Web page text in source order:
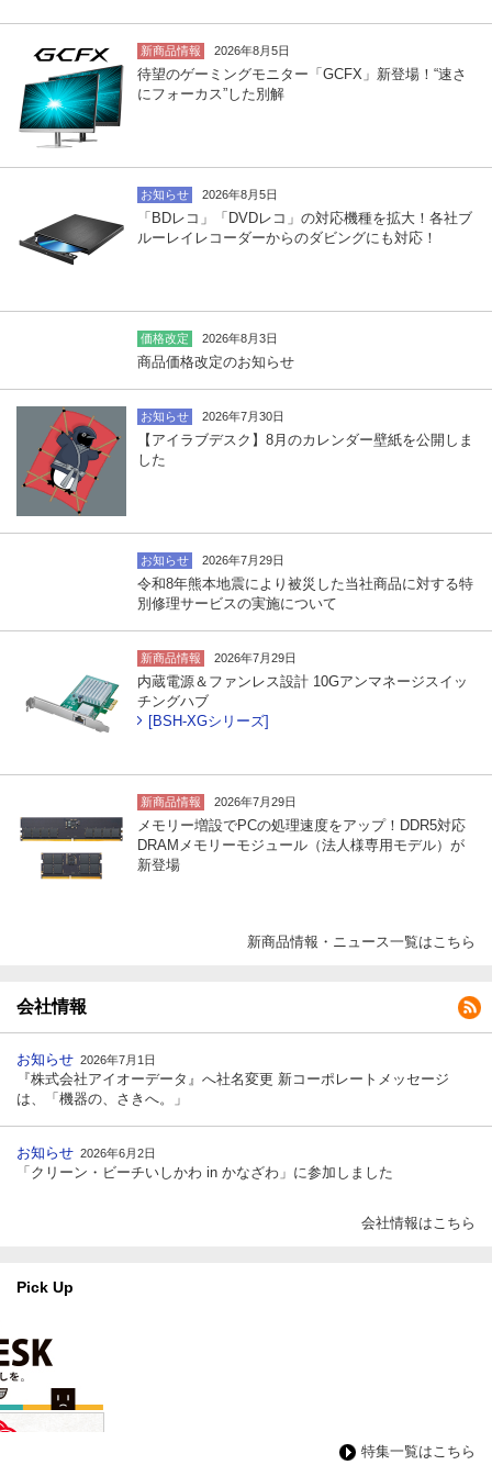
新商品情報 2026年8月5日
待望のゲーミングモニター「GCFX」新登場！“速さ
にフォーカス”した別解
お知らせ 2026年8月5日
「BDレコ」「DVDレコ」の対応機種を拡大！各社ブ
ルーレイレコーダーからのダビングにも対応！
価格改定 2026年8月3日
商品価格改定のお知らせ
お知らせ 2026年7月30日
【アイラブデスク】8月のカレンダー壁紙を公開しま
した
お知らせ 2026年7月29日
令和8年熊本地震により被災した当社商品に対する特
別修理サービスの実施について
新商品情報 2026年7月29日
内蔵電源＆ファンレス設計 10Gアンマネージスイッ
チングハブ
[BSH-XGシリーズ]
新商品情報 2026年7月29日
メモリー増設でPCの処理速度をアップ！DDR5対応
DRAMメモリーモジュール（法人様専用モデル）が
新登場
新商品情報・ニュース一覧はこちら
会社情報
お知らせ 2026年7月1日
『株式会社アイオーデータ』へ社名変更 新コーポレートメッセージ
は、「機器の、さきへ。」
お知らせ 2026年6月2日
「クリーン・ビーチいしかわ in かなざわ」に参加しました
会社情報はこちら
Pick Up
特集一覧はこちら